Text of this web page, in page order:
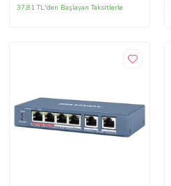
37,81 TL'den Başlayan Taksitlerle